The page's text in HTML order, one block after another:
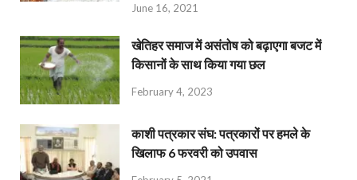
June 16, 2021
खेतिहर समाज में असंतोष को बढ़ाएगा बजट में
किसानों के साथ किया गया छल
February 4, 2023
काशी पत्रकार संघ: पत्रकारों पर हमले के
खिलाफ 6 फरवरी को उपवास